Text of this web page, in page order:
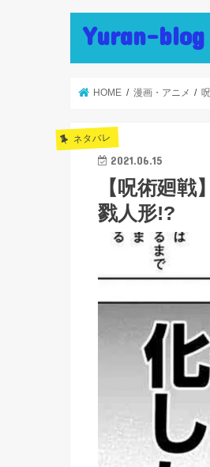
Yuran-blog
HOME 漫画・アニメ
ネタバレ
2021.06.15
【呪術廻
戮人形!?